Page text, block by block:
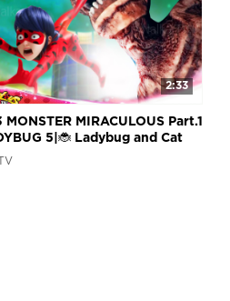
2:33
MONSTER MIRACULOUS Part.1
5|🐞 Ladybug and Cat
Баг 5 сезон (FanMade)